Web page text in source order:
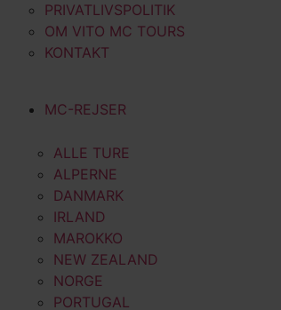
PRIVATLIVSPOLITIK
OM VITO MC TOURS
KONTAKT
MC-REJSER
ALLE TURE
ALPERNE
DANMARK
IRLAND
MAROKKO
NEW ZEALAND
NORGE
PORTUGAL